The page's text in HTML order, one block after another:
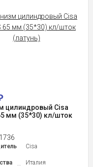
цилиндровый Cisa
мм (35*30) кл/шток
1736
Cisa
Италия